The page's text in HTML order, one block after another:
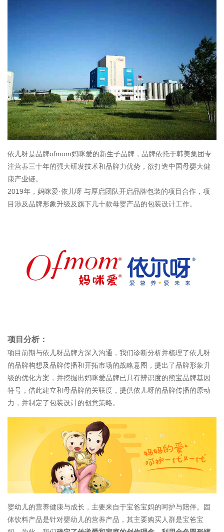
依儿呀是品牌ofmom妈咪爱的新生子品牌，品牌依托于韩美集团专
注营养三十年的强大研发技术和品牌力优势，欲打造中国母婴大健
康产业链。
2019年，妈咪爱·依儿呀 与厚启团队开启品牌包装的项目合作，项
目涉及品牌形象升级及旗下几十款母婴产品的包装设计工作。
项目分析：
项目前期与依儿呀品牌方深入沟通，我们诊断分析并梳理了依儿呀
的品牌构想及品牌传播和开拓市场的战略意图，提出了品牌形象升
级的优化方案，并挖掘出妈咪爱品牌已具有辨识度的熊宝品牌基因
符号，借此建立和母品牌的关联度，提供依儿呀的品牌传播的原动
力，并制定了包装设计的创意策略。
婴幼儿的营养健康与成长，主要来自于宝爸宝妈的呵护与陪伴。固
体饮料产品是针对婴幼儿的营养产品，其主要购买人群是宝爸宝